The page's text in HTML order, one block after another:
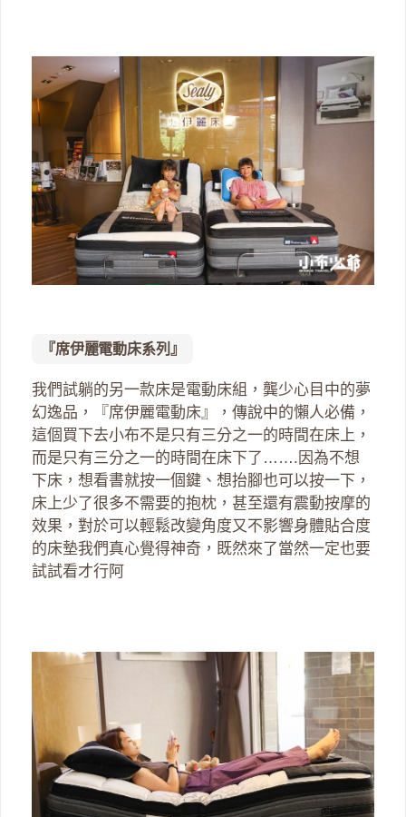
『席伊麗電動床系列』
我們試躺的另一款床是電動床組，龔少心目中的夢
幻逸品，『席伊麗電動床』，傳說中的懶人必備，
這個買下去小布不是只有三分之一的時間在床上，
而是只有三分之一的時間在床下了…….因為不想
下床，想看書就按一個鍵、想抬腳也可以按一下，
床上少了很多不需要的抱枕，甚至還有震動按摩的
效果，對於可以輕鬆改變角度又不影響身體貼合度
的床墊我們真心覺得神奇，既然來了當然一定也要
試試看才行阿